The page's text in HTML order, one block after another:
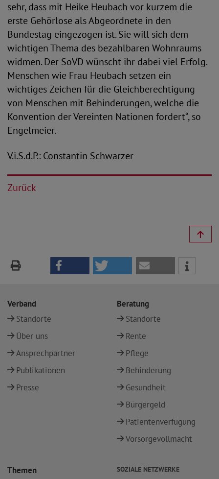
sehr, dass mit Heike Heubach vor kurzem die
erste Gehörlose als Abgeordnete in den
Bundestag eingezogen ist. Sie will sich dem
wichtigen Thema des bezahlbaren Wohnraums
widmen. Der SoVD wünscht ihr dabei viel Erfolg.
Menschen wie Frau Heubach setzen ein
wichtiges Zeichen für die Gleichberechtigung
von Menschen mit Behinderungen, welche die
Konvention der Vereinten Nationen fordert“, so
Engelmeier.
V.i.S.d.P.: Constantin Schwarzer
Zurück
Verband
Standorte
Über uns
Ansprechpartner
Publikationen
Presse
Beratung
Standorte
Rente
Pflege
Behinderung
Gesundheit
Bürgergeld
Patientenverfügung
Vorsorgevollmacht
Themen SOZIALE NETZWERKE